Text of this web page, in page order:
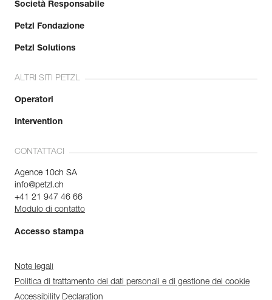
Società Responsabile
Petzl Fondazione
Petzl Solutions
ALTRI SITI PETZL
Operatori
Intervention
CONTATTACI
Agence 10ch SA
info@petzl.ch
+41 21 947 46 66
Modulo di contatto
Accesso stampa
Note legali
Politica di trattamento dei dati personali e di gestione dei cookie
Accessibility Declaration